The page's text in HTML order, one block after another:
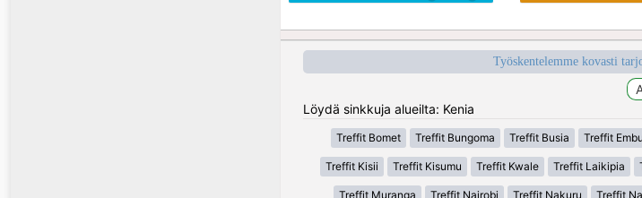
Työskentelemme kovasti
Löydä sinkkuja alueilta: Kenia
Treffit Bomet Treffit Bungoma Treffit Busia Treffit Embu
Treffit Kisii Treffit Kisumu Treffit Kwale Treffit Laikipia
Treffit Muranga Treffit Nairobi Treffit Nakuru Treffit